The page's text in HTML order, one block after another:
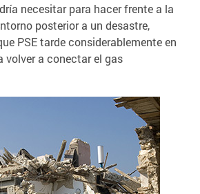
necesitar para hacer frente a la
posterior a un desastre,
PSE tarde considerablemente en
volver a conectar el gas